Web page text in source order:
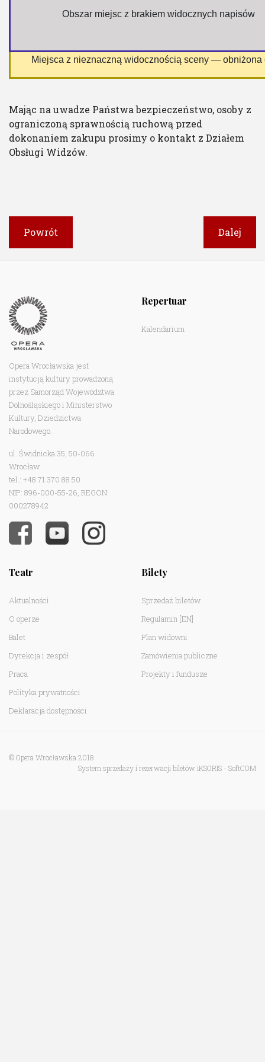
Obszar miejsc z brakiem widocznych napisów
Miejsca z nieznaczną widocznością sceny — obniżona
Mając na uwadze Państwa bezpieczeństwo, osoby z
ograniczoną sprawnością ruchową przed
dokonaniem zakupu prosimy o kontakt z Działem
Obsługi Widzów.
Powrót Dalej
Opera Wrocławska jest
instytucją kultury prowadzoną
przez Samorząd Województwa
Dolnośląskiego i Ministerstwo
Kultury, Dziedzictwa
Narodowego.
ul. Świdnicka 35, 50-066
Wrocław
tel.: +48 71 370 88 50
NIP: 896-000-55-26, REGON:
000278942
Repertuar
Kalendarium
Teatr
Aktualności
O operze
Balet
Dyrekcja i zespół
Praca
Polityka prywatności
Deklaracja dostępności
Bilety
Sprzedaż biletów
Regulamin [EN]
Plan widowni
Zamówienia publiczne
Projekty i fundusze
© Opera Wrocławska 2018
System sprzedaży i rezerwacji biletów iKSORIS - SoftCOM